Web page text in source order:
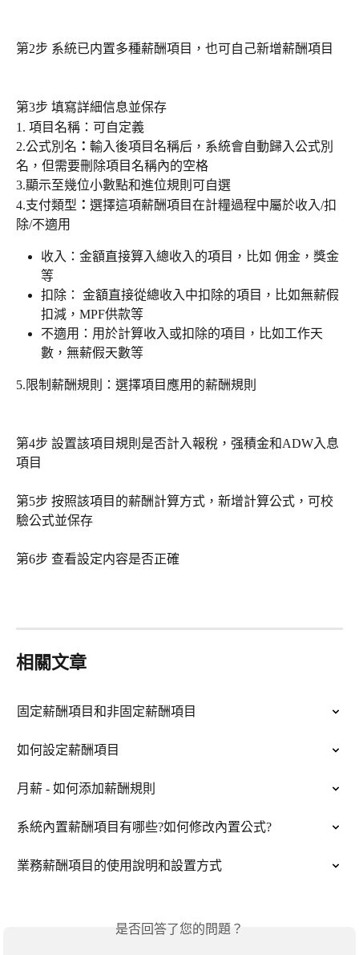
第2步 系統已内置多種薪酬項目，也可自己新增薪酬項目
第3步 填寫詳細信息並保存
1. 項目名稱：可自定義
2.公式別名 ： 輸入後項目名稱后，系統會自動歸入公式別
名，但需要刪除項目名稱內的空格
3.顯示至幾位小數點和進位規則可自選
4.支付類型 ： 選擇這項薪酬項目在計糧過程中屬於收入/扣
除/不適用
收入：金額直接算入總收入的項目，比如 佣金，獎金
等
扣除： 金額直接從總收入中扣除的項目，比如無薪假
扣減，MPF供款等
不適用：用於計算收入或扣除的項目，比如工作天
數，無薪假天數等
5.限制薪酬規則：選擇項目應用的薪酬規則
第4步 設置該項目規則是否計入報稅，强積金和ADW入息
項目
第5步 按照該項目的薪酬計算方式，新增計算公式，可校
驗公式並保存
第6步 查看設定内容是否正確
相關文章
固定薪酬項目和非固定薪酬項目
如何設定薪酬項目
月薪 - 如何添加薪酬規則
系統內置薪酬項目有哪些?如何修改內置公式?
業務薪酬項目的使用說明和設置方式
是否回答了您的問題？